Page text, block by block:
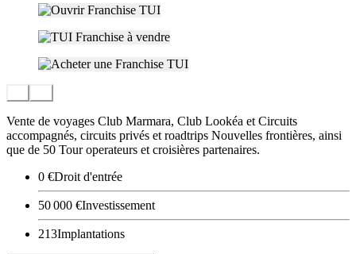
Vente de voyages Club Marmara, Club Lookéa et Circuits
accompagnés, circuits privés et roadtrips Nouvelles frontières, ainsi
que de 50 Tour operateurs et croisières partenaires.
0 €Droit d'entrée
50 000 €Investissement
213Implantations